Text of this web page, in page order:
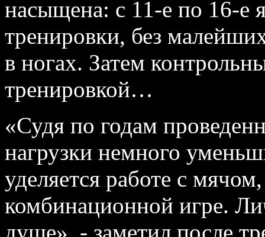
насыщена: с 11-е по 16-е
тренировки, без
в ногах. Затем
тренировкой…
«Судя по годам
нагрузки немного
уделяется работе с
комбинационной игре.